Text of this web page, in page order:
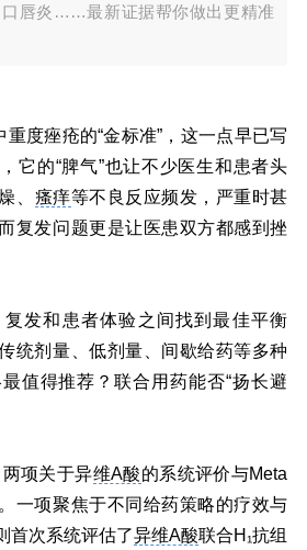
口唇炎……最新证据帮你做出更精准
重度痤疮的“金标准”，这一点早已写
它的“脾气”也让不少医生和患者头
、 瘙痒等不良反应频发，严重时甚
复发问题更是让医患双方都感到挫
发和患者体验之间找到最佳平衡
统剂量、低剂量、间歇给药等多种
值得推荐？联合用药能否“扬长避
项关于异维A酸的系统评价与Meta
一项聚焦于不同给药策略的疗效与
首次系统评估了异维A酸联合H₁抗组